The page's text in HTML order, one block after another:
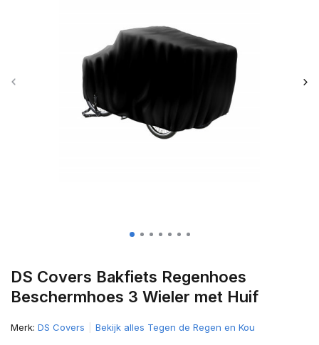
DS Covers Bakfiets Regenhoes
Beschermhoes 3 Wieler met Huif
Merk: DS Covers Bekijk alles Tegen de Regen en Kou